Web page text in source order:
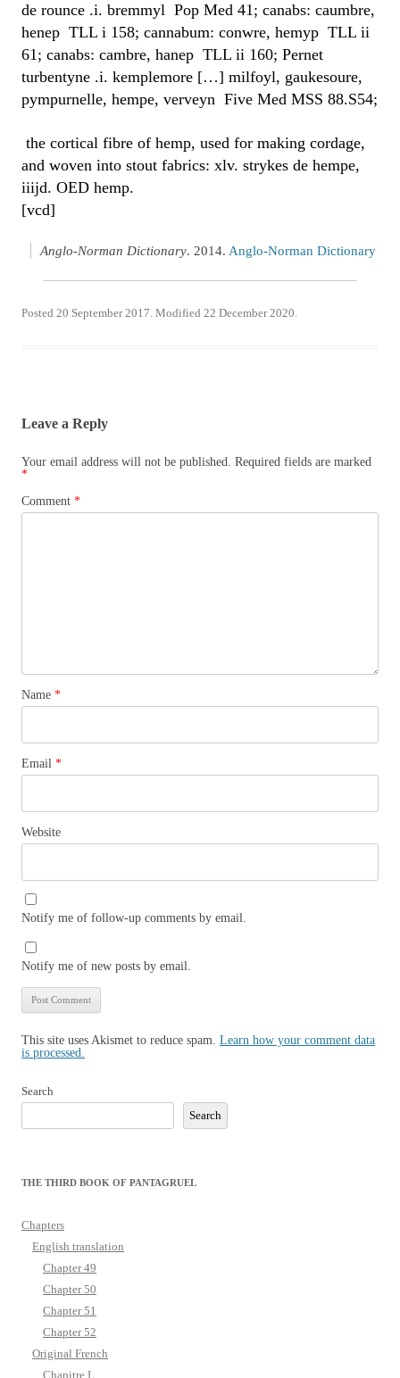
de rounce .i. bremmyl Pop Med 41; canabs: caumbre,
henep TLL i 158; cannabum: conwre, hemyp TLL ii
61; canabs: cambre, hanep TLL ii 160; Pernet
turbentyne .i. kemplemore […] milfoyl, gaukesoure,
pympurnelle, hempe, verveyn Five Med MSS 88.S54;
the cortical fibre of hemp, used for making cordage,
and woven into stout fabrics: xlv. strykes de hempe,
iiijd. OED hemp.
[vcd]
Anglo-Norman Dictionary. 2014. Anglo-Norman Dictionary
Posted 20 September 2017. Modified 22 December 2020.
Leave a Reply
Your email address will not be published. Required fields are marked
*
Comment *
Name *
Email *
Website
Notify me of follow-up comments by email.
Notify me of new posts by email.
This site uses Akismet to reduce spam. Learn how your comment data
is processed.
Search
Search
THE THIRD BOOK OF PANTAGRUEL
Chapters
English translation
Chapter 49
Chapter 50
Chapter 51
Chapter 52
Original French
Chapitre L